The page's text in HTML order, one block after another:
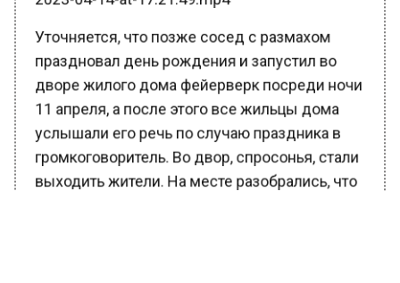
Уточняется, что позже сосед с размахом
праздновал день рождения и запустил во
дворе жилого дома фейерверк посреди ночи
11 апреля, а после этого все жильцы дома
услышали его речь по случаю праздника в
громкоговоритель. Во двор, спросонья, стали
выходить жители. На месте разобрались, что